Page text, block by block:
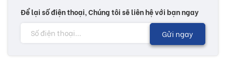
Để lại số điện thoại, Chúng tôi sẽ liên hệ với bạn ngay
Gửi ngay